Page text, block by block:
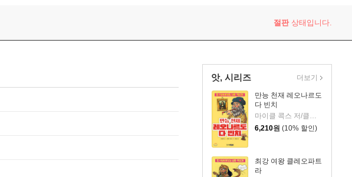
절판상태입니다.
앗, 시리즈
만능 천재 레오나르도
다 빈치
마이클 콕스 저/클리브 고다드 그림/위문숙 역
6,210원 (10% 할인)
최강 여왕 클레오파트
라
더보기